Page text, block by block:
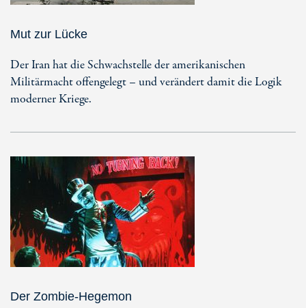
Mut zur Lücke
Der Iran hat die Schwachstelle der amerikanischen
Militärmacht offengelegt – und verändert damit die Logik
moderner Kriege.
Der Zombie-Hegemon